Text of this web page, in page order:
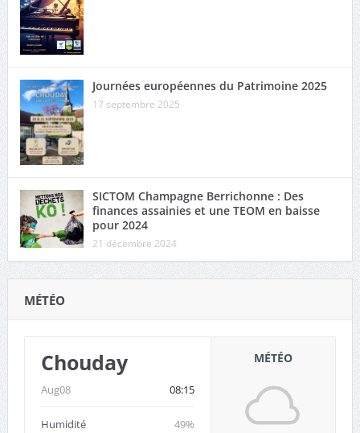
Journées européennes du Patrimoine 2025
17 septembre 2025
SICTOM Champagne Berrichonne : Des
finances assainies et une TEOM en baisse
pour 2024
21 décembre 2024
MÉTÉO
Chouday
Aug08 08:15
Humidité
49%
MÉTÉO